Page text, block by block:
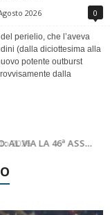
2026 0
perielio, che l’aveva
(dalla diciottesima alla
potente outburst
dalla
– Agosto 2026